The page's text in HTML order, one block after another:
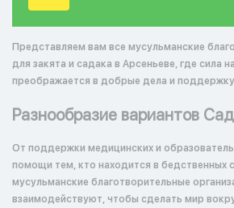
Представляем вам все мусульманские
для закята и садака в Арсеньеве, где сила
преображается в добрые дела и поддержку
Разнообразие вариантов
От поддержки медицинских и
помощи тем, кто находится в бедственных
мусульманские благотворительные
взаимодействуют, чтобы сделать мир